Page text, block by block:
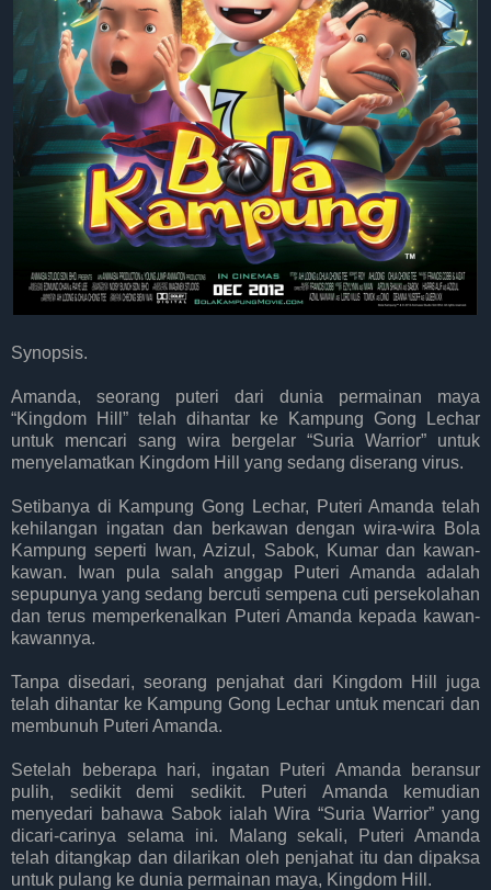
Synopsis.
Amanda, seorang puteri dari dunia permainan maya
“Kingdom Hill” telah dihantar ke Kampung Gong Lechar
untuk mencari sang wira bergelar “Suria Warrior” untuk
menyelamatkan Kingdom Hill yang sedang diserang virus.
Setibanya di Kampung Gong Lechar, Puteri Amanda telah
kehilangan ingatan dan berkawan dengan wira-wira Bola
Kampung seperti Iwan, Azizul, Sabok, Kumar dan kawan-
kawan. Iwan pula salah anggap Puteri Amanda adalah
sepupunya yang sedang bercuti sempena cuti persekolahan
dan terus memperkenalkan Puteri Amanda kepada kawan-
kawannya.
Tanpa disedari, seorang penjahat dari Kingdom Hill juga
telah dihantar ke Kampung Gong Lechar untuk mencari dan
membunuh Puteri Amanda.
Setelah beberapa hari, ingatan Puteri Amanda beransur
pulih, sedikit demi sedikit. Puteri Amanda kemudian
menyedari bahawa Sabok ialah Wira “Suria Warrior” yang
dicari-carinya selama ini. Malang sekali, Puteri Amanda
telah ditangkap dan dilarikan oleh penjahat itu dan dipaksa
untuk pulang ke dunia permainan maya, Kingdom Hill.